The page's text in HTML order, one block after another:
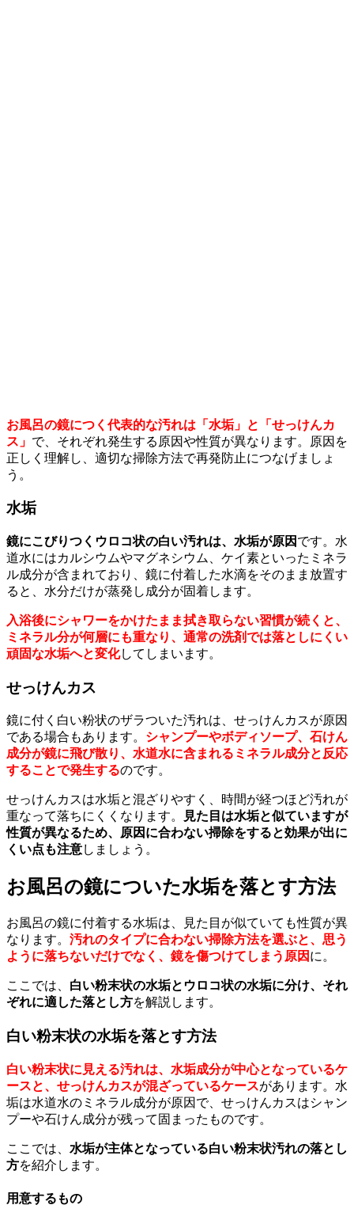
お風呂の鏡につく代表的な汚れは「水垢」と「せっけんカ
ス」 で、それぞれ発生する原因や性質が異なります。原因を
正しく理解し、適切な掃除方法で再発防止につなげましょ
う。
水垢
鏡にこびりつくウロコ状の白い汚れは、水垢が原因 です。水
道水にはカルシウムやマグネシウム、ケイ素といったミネラ
ル成分が含まれており、鏡に付着した水滴をそのまま放置す
ると、水分だけが蒸発し成分が固着します。
入浴後にシャワーをかけたまま拭き取らない習慣が続くと、
ミネラル分が何層にも重なり、通常の洗剤では落としにくい
頑固な水垢へと変化してしまいます。
せっけんカス
鏡に付く白い粉状のザラついた汚れは、せっけんカスが原因
である場合もあります。 シャンプーやボディソープ、石けん
成分が鏡に飛び散り、水道水に含まれるミネラル成分と反応
することで発生するのです。
せっけんカスは水垢と混ざりやすく、時間が経つほど汚れが
重なって落ちにくくなります。
見た目は水垢と似ていますが
性質が異なるため、原因に合わない掃除をすると効果が出に
くい点も注意しましょう。
お風呂の鏡についた水垢を落とす方法
お風呂の鏡に付着する水垢は、見た目が似ていても性質が異
なります。 汚れのタイプに合わない掃除方法を選ぶと、思う
ように落ちないだけでなく、鏡を傷つけてしまう原因 に。
ここでは、 白い粉末状の水垢とウロコ状の水垢に分け、それ
ぞれに適した落とし方を解説します。
白い粉末状の水垢を落とす方法
白い粉末状に見える汚れは、水垢成分が中心となっているケ
ースと、せっけんカスが混ざっているケースがあります。水
垢は水道水のミネラル成分が原因で、せっけんカスはシャン
プーや石けん成分が残って固まったものです。
ここでは、 水垢が主体となっている白い粉末状汚れの落とし
方を紹介します。
用意するもの